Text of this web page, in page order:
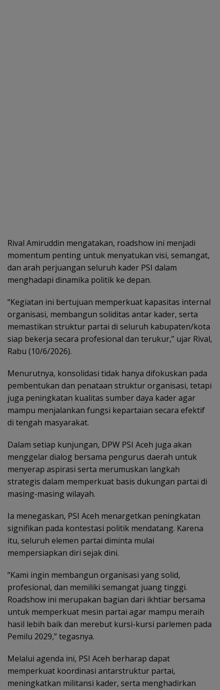
Rival Amiruddin mengatakan, roadshow ini menjadi
momentum penting untuk menyatukan visi, semangat,
dan arah perjuangan seluruh kader PSI dalam
menghadapi dinamika politik ke depan.
“Kegiatan ini bertujuan memperkuat kapasitas internal
organisasi, membangun soliditas antar kader, serta
memastikan struktur partai di seluruh kabupaten/kota
siap bekerja secara profesional dan terukur,” ujar Rival,
Rabu (10/6/2026).
Menurutnya, konsolidasi tidak hanya difokuskan pada
pembentukan dan penataan struktur organisasi, tetapi
juga peningkatan kualitas sumber daya kader agar
mampu menjalankan fungsi kepartaian secara efektif
di tengah masyarakat.
Dalam setiap kunjungan, DPW PSI Aceh juga akan
menggelar dialog bersama pengurus daerah untuk
menyerap aspirasi serta merumuskan langkah
strategis dalam memperkuat basis dukungan partai di
masing-masing wilayah.
Ia menegaskan, PSI Aceh menargetkan peningkatan
signifikan pada kontestasi politik mendatang. Karena
itu, seluruh elemen partai diminta mulai
mempersiapkan diri sejak dini.
“Kami ingin membangun organisasi yang solid,
profesional, dan memiliki semangat juang tinggi.
Roadshow ini merupakan bagian dari ikhtiar bersama
untuk memperkuat mesin partai agar mampu meraih
hasil lebih baik dan merebut kursi-kursi parlemen pada
Pemilu 2029,” tegasnya.
Melalui agenda ini, PSI Aceh berharap dapat
memperkuat koordinasi antarstruktur partai,
meningkatkan militansi kader, serta menghadirkan